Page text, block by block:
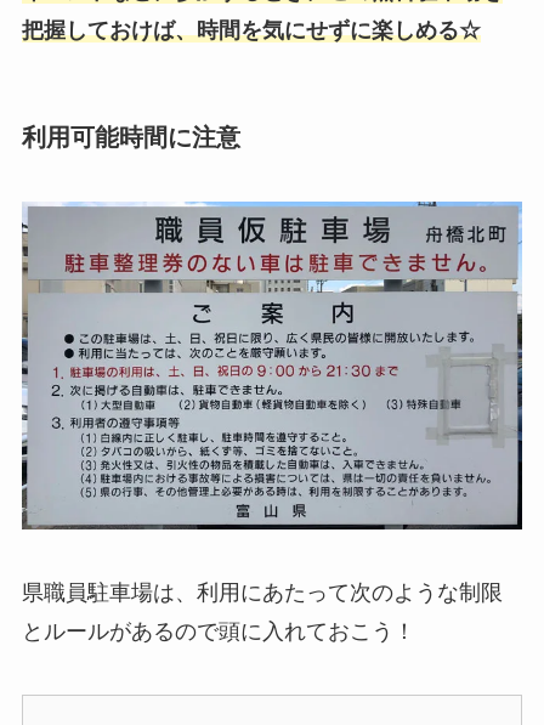
把握しておけば、時間を気にせずに楽しめる☆
利用可能時間に注意
県職員駐車場は、利用にあたって次のような制限
とルールがあるので頭に入れておこう！